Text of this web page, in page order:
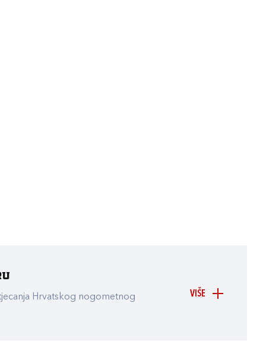
VIŠE
Hrvatskog nogometnog